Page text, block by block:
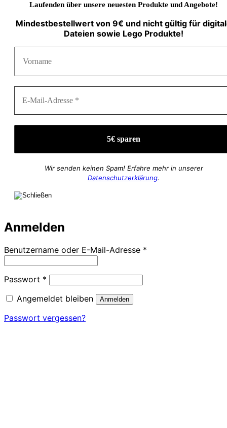
Laufenden über unsere neuesten Produkte und Angebote!
Mindestbestellwert von 9€ und nicht gültig für
Dateien sowie Lego Produkte!
Wir senden keinen Spam! Erfahre mehr in unserer
Datenschutzerklärung.
Anmelden
Benutzername oder E-Mail-Adresse *
Passwort * Erforderlich
Angemeldet bleiben
Anmelden
Passwort vergessen?